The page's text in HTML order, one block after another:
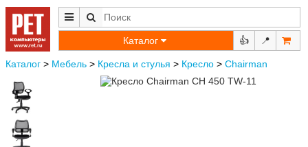
Каталог 👍 📍
Каталог > Мебель > Кресла и стулья > Кресло > Chairman